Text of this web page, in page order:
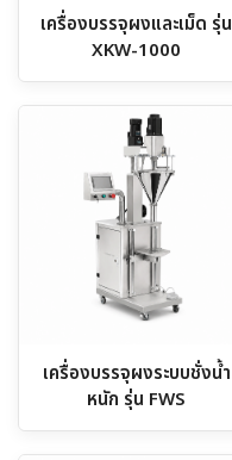
เครื่องบรรจุผงและเม็ด รุ่น
XKW-1000
เครื่องบรรจุผงระบบชั่งน้ำ
หนัก รุ่น FWS